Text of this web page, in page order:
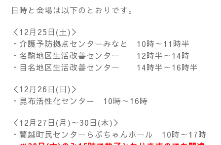
日時と会場は以下のとおりです。
＜12月25日(土)＞
・介護予防拠点センターみなと 10時～11時半
・名駒地区生活改善センター 12時半～14時
・目名地区生活改善センター 14時半～16時半
＜12月26日(日)＞
・昆布活性化センター 10時～16時
＜12月27日(月)～30日(木)＞
・蘭越町民センターらぶちゃんホール 10時～17時